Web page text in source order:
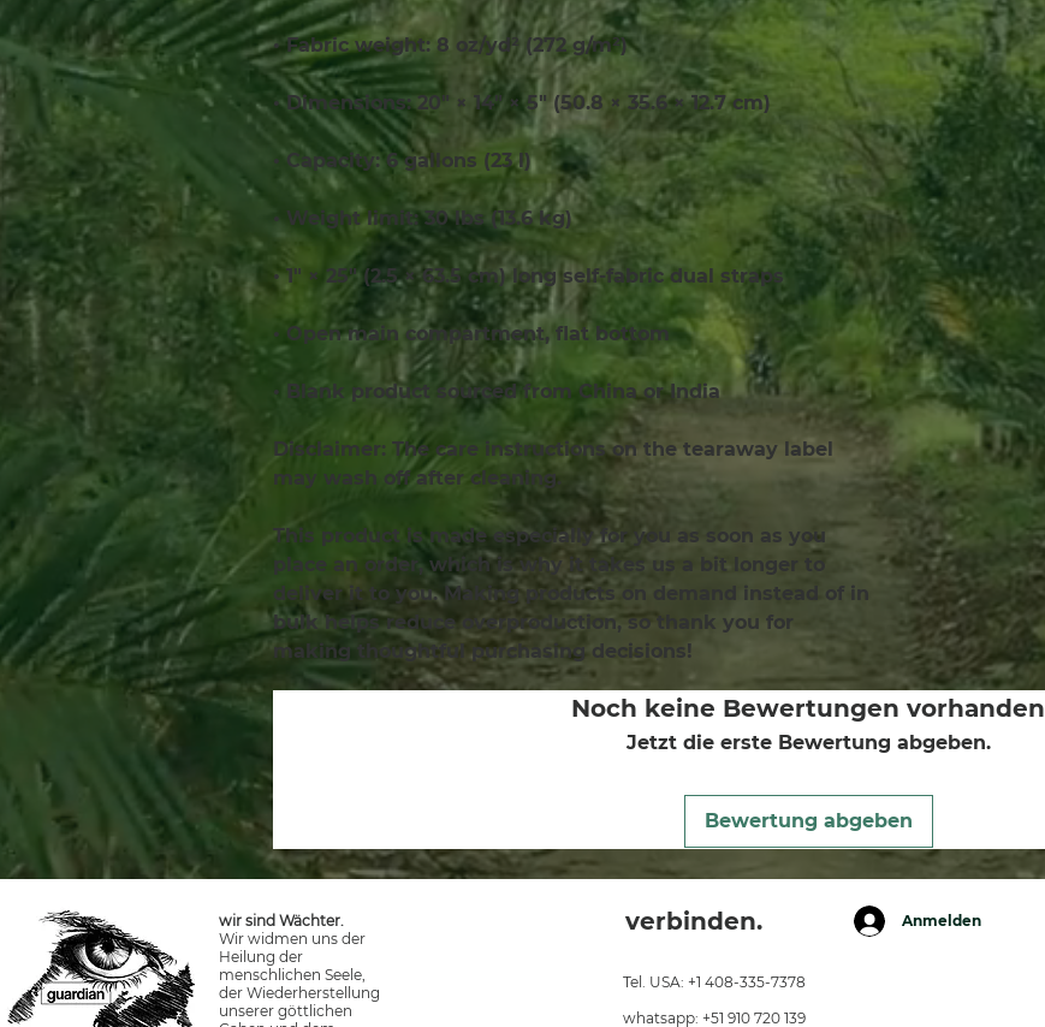
• Fabric weight: 8 oz/yd² (272 g/m²)
• Dimensions: 20″ × 14″ × 5″ (50.8 × 35.6 × 12.7 cm)
• Capacity: 6 gallons (23 l)
• Weight limit: 30 lbs (13.6 kg)
• 1″ × 25″ (2.5 × 63.5 cm) long self-fabric dual straps
• Open main compartment, flat bottom
• Blank product sourced from China or India
Disclaimer: The care instructions on the tearaway label
may wash off after cleaning.
This product is made especially for you as soon as you
place an order, which is why it takes us a bit longer to
deliver it to you. Making products on demand instead of in
bulk helps reduce overproduction, so thank you for
making thoughtful purchasing decisions!
Noch keine Bewertungen vorhanden
Jetzt die erste Bewertung abgeben.
Bewertung abgeben
wir sind Wächter.
Wir widmen uns der
Heilung der
menschlichen Seele,
der Wiederherstellung
unserer göttlichen
verbinden. Anmelden
Tel. USA: +1 408-335-7378
whatsapp: +51 910 720 139